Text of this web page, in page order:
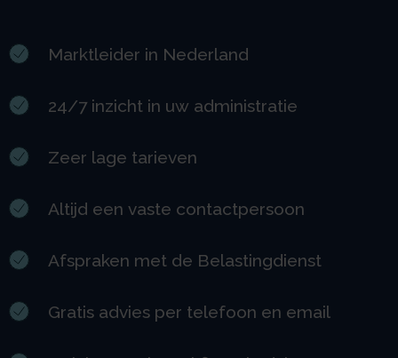
Marktleider in Nederland
24/7 inzicht in uw administratie
Zeer lage tarieven
Altijd een vaste contactpersoon
Afspraken met de Belastingdienst
Gratis advies per telefoon en email